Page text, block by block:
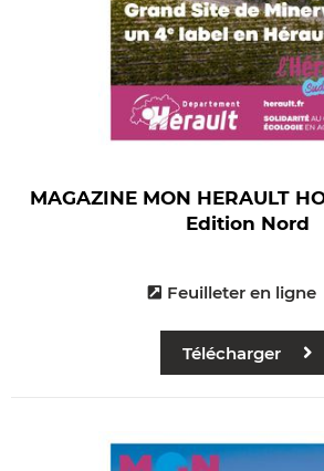
MAGAZINE MON HERAULT
Edition Nord
Feuilleter en ligne
Télécharger